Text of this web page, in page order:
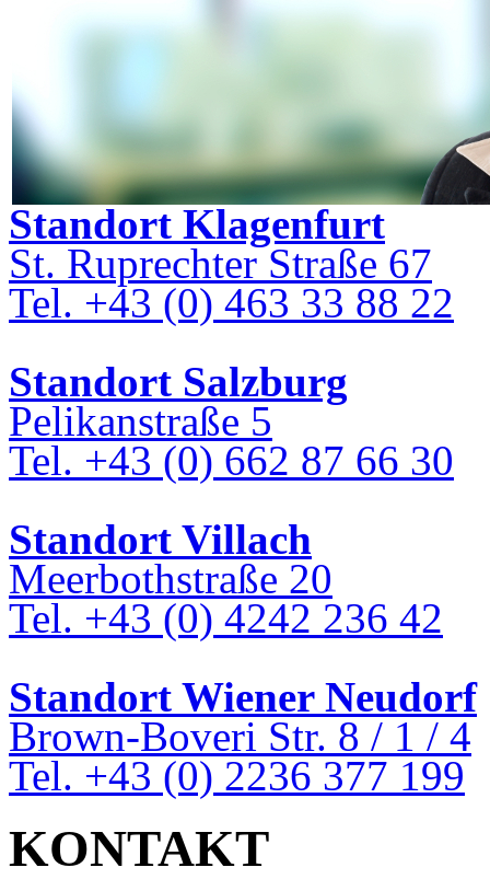
Standort Klagenfurt
St. Ruprechter Straße 67
Tel. +43 (0) 463 33 88 22
Standort Salzburg
Pelikanstraße 5
Tel. +43 (0) 662 87 66 30
Standort Villach
Meerbothstraße 20
Tel. +43 (0) 4242 236 42
Standort Wiener Neudorf
Brown-Boveri Str. 8 / 1 / 4
Tel. +43 (0) 2236 377 199
KONTAKT